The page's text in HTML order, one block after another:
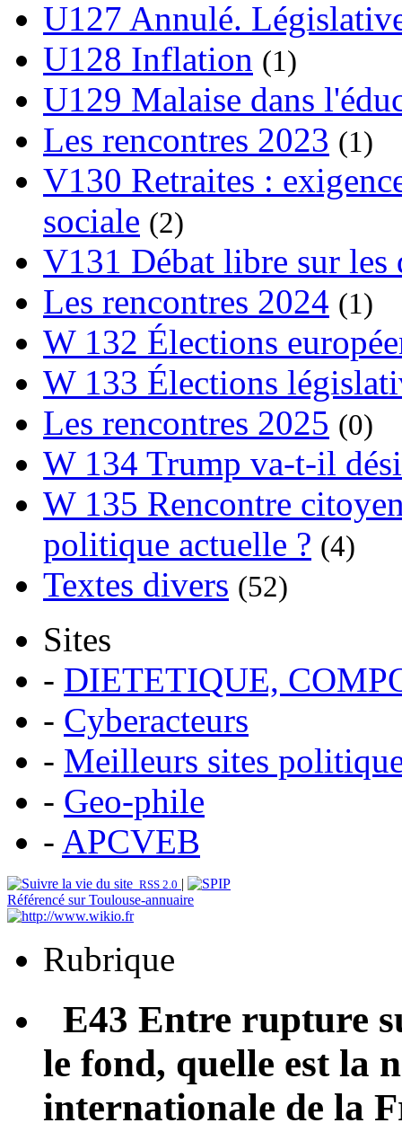
U127 Annulé.
U128 Inflation (1)
U129 Malaise dans
Les rencontres 2023 (1)
V130 Retraites :
sociale (2)
V131 Débat libre sur les
Les rencontres 2024 (1)
W 132 Élections
W 133 Élections
Les rencontres 2025 (0)
W 134 Trump va-t-il
W 135 Rencontre
politique actuelle ? (4)
Textes divers (52)
Sites
- DIETETIQUE,
- Cyberacteurs
- Meilleurs sites
- Geo-phile
- APCVEB
RSS 2.0 |
Référencé sur Toulouse-annuaire
Rubrique
E43 Entre rupture
le fond, quelle est la
internationale de la